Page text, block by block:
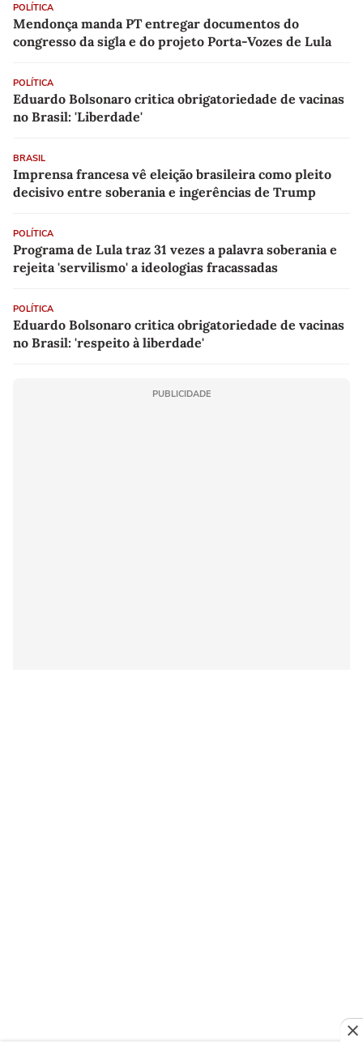
POLÍTICA
Mendonça manda PT entregar documentos do
congresso da sigla e do projeto Porta-Vozes de Lula
POLÍTICA
Eduardo Bolsonaro critica obrigatoriedade de vacinas
no Brasil: 'Liberdade'
BRASIL
Imprensa francesa vê eleição brasileira como pleito
decisivo entre soberania e ingerências de Trump
POLÍTICA
Programa de Lula traz 31 vezes a palavra soberania e
rejeita 'servilismo' a ideologias fracassadas
POLÍTICA
Eduardo Bolsonaro critica obrigatoriedade de vacinas
no Brasil: 'respeito à liberdade'
PUBLICIDADE